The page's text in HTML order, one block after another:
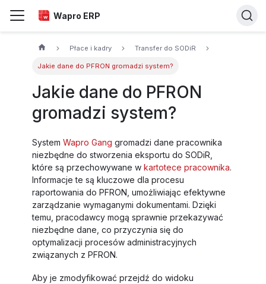
Wapro ERP
Płace i kadry Transfer do SODiR
Jakie dane do PFRON gromadzi system?
Jakie dane do PFRON
gromadzi system?
System Wapro Gang gromadzi dane pracownika
niezbędne do stworzenia eksportu do SODiR,
które są przechowywane w kartotece pracownika.
Informacje te są kluczowe dla procesu
raportowania do PFRON, umożliwiając efektywne
zarządzanie wymaganymi dokumentami. Dzięki
temu, pracodawcy mogą sprawnie przekazywać
niezbędne dane, co przyczynia się do
optymalizacji procesów administracyjnych
związanych z PFRON.
Aby je zmodyfikować przejdź do widoku